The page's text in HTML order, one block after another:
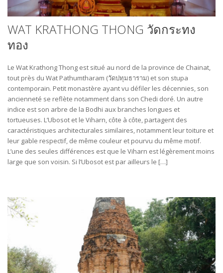
WAT KRATHONG THONG วัดกระทง
ทอง
Le Wat Krathong Thong est situé au nord de la province de Chainat,
tout près du Wat Pathumtharam (วัดปทุมธาราม) et son stupa
contemporain. Petit monastère ayant vu défiler les décennies, son
ancienneté se reflète notamment dans son Chedi doré. Un autre
indice est son arbre de la Bodhi aux branches longues et
tortueuses. L’Ubosot et le Viharn, côte à côte, partagent des
caractéristiques architecturales similaires, notamment leur toiture et
leur gable respectif, de même couleur et pourvu du même motif.
L’une des seules différences est que le Viharn est légèrement moins
large que son voisin. Si l’Ubosot est par ailleurs le […]